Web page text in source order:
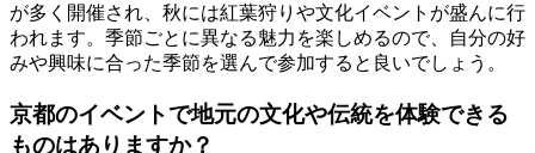
が多く開催され、秋には紅葉狩りや文化イベントが盛んに行
われます。季節ごとに異なる魅力を楽しめるので、自分の好
みや興味に合った季節を選んで参加すると良いでしょう。
京都のイベントで地元の文化や伝統を体験できる
ものはありますか？